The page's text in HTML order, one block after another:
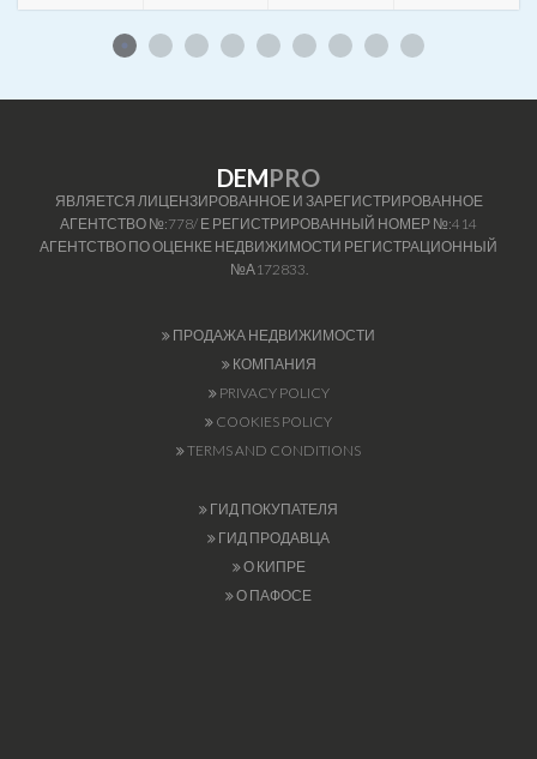
DEMPRO
ЯВЛЯЕТСЯ ЛИЦЕНЗИРОВАННОЕ И ЗАРЕГИСТРИРОВАННОЕ
АГЕНТСТВО №:778/ Е РЕГИСТРИРОВАННЫЙ НОМЕР №:414
АГЕНТСТВО ПО ОЦЕНКЕ НЕДВИЖИМОСТИ РЕГИСТРАЦИОННЫЙ
№А172833.
ПРОДАЖА НЕДВИЖИМОСТИ
КОМПАНИЯ
PRIVACY POLICY
COOKIES POLICY
TERMS AND CONDITIONS
ГИД ПОКУПАТЕЛЯ
ГИД ПРОДАВЦА
О КИПРЕ
О ПАФОСЕ